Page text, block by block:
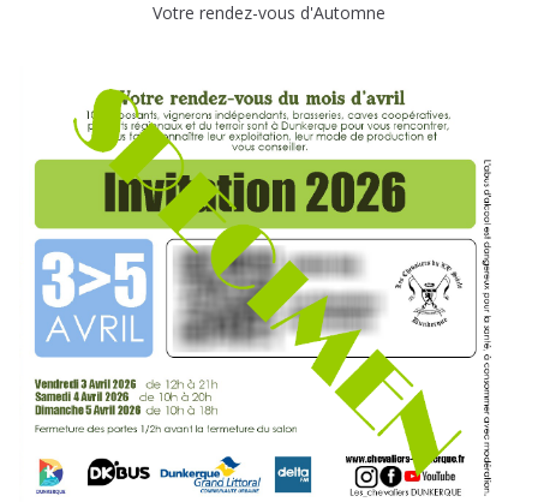
Votre rendez-vous d'Automne